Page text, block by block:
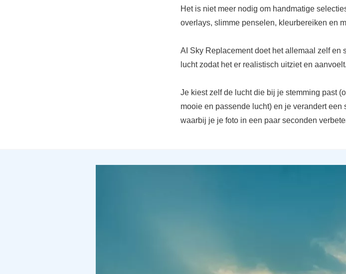
Het is niet meer nodig om handmatige
overlays, slimme penselen, kleurbereiken en
AI Sky Replacement doet het allemaal zelf en
lucht zodat het er realistisch uitziet en aanvoelt.
Je kiest zelf de lucht die bij je stemming past
mooie en passende lucht) en je verandert
waarbij je je foto in een paar seconden